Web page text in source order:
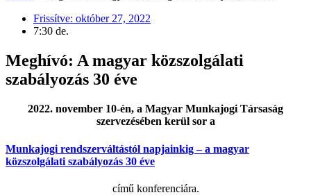
Frissítve: október 27, 2022
7:30 de.
Meghívó: A magyar közszolgálati
szabályozás 30 éve
2022. november 10-én, a Magyar Munkajogi Társaság
szervezésében kerül sor a
Munkajogi rendszerváltástól napjainkig – a magyar
közszolgálati szabályozás 30 éve
című konferenciára.